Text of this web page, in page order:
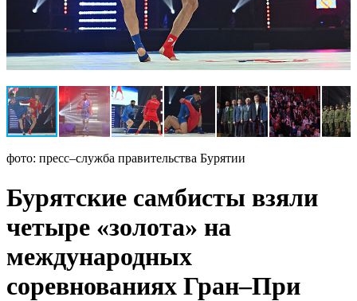
фото: пресс–служба правительства Бурятии
Бурятские самбисты взяли
четыре «золота» на
международных
соревнованиях Гран–При